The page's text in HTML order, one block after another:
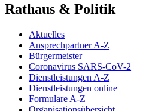
Rathaus & Politik
Aktuelles
Ansprechpartner A-Z
Bürgermeister
Coronavirus SARS-CoV-2
Dienstleistungen A-Z
Dienstleistungen online
Formulare A-Z